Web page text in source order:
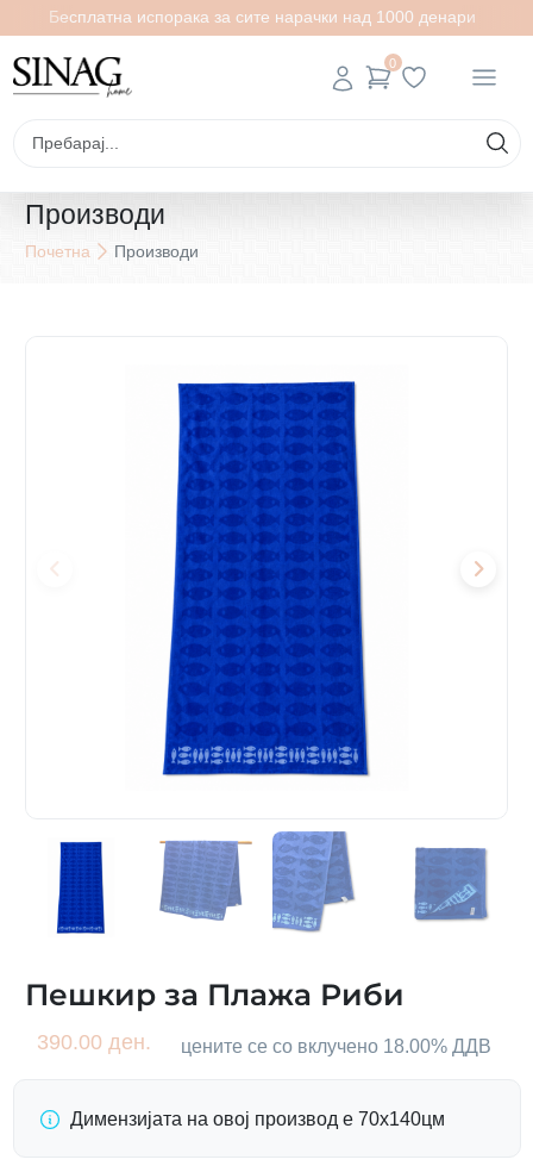
Бесплатна испорака за сите нарачки над 1000 денари
0
Производи
Почетна Производи
Пешкир за Плажа Риби
390.00 ден. цените се со вклучено 18.00% ДДВ
Димензијата на овој производ е 70х140цм